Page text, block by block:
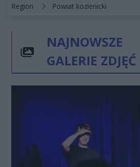
Kategorie artykułu:
Region Powiat kozienicki
NAJNOWSZE
GALERIE ZDJĘĆ